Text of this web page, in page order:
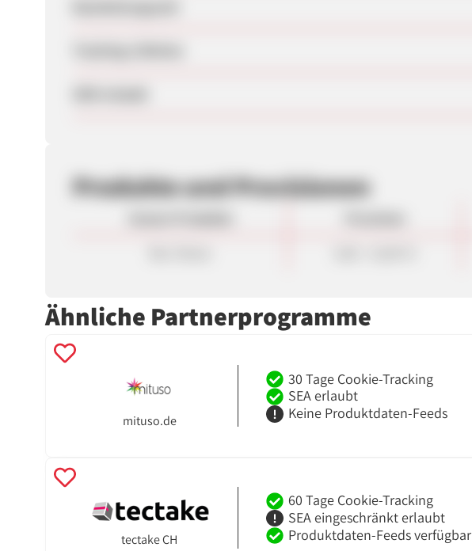
Produkte und Provisionen
Ähnliche Partnerprogramme
mituso.de
30 Tage Cookie-Tracking
SEA erlaubt
Keine Produktdaten-Feeds
tectake CH
60 Tage Cookie-Tracking
SEA eingeschränkt erlaubt
Produktdaten-Feeds verfügbar